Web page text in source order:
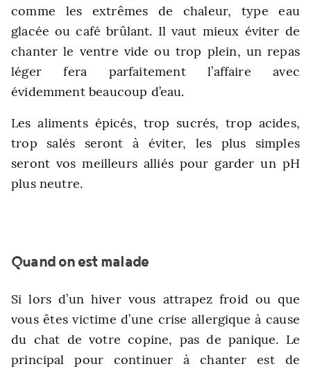
comme les extrêmes de chaleur, type eau
glacée ou café brûlant. Il vaut mieux éviter de
chanter le ventre vide ou trop plein, un repas
léger fera parfaitement l’affaire avec
évidemment beaucoup d’eau.
Les aliments épicés, trop sucrés, trop acides,
trop salés seront à éviter, les plus simples
seront vos meilleurs alliés pour garder un pH
plus neutre.
Quand on est malade
Si lors d’un hiver vous attrapez froid ou que
vous êtes victime d’une crise allergique à cause
du chat de votre copine, pas de panique. Le
principal pour continuer à chanter est de